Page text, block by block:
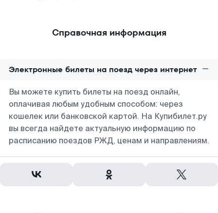
Справочная информация
Электронные билеты на поезд через интернет
Вы можете купить билеты на поезд онлайн,
оплачивая любым удобным способом: через
кошелек или банковской картой. На Купибилет.ру
вы всегда найдете актуальную информацию по
расписанию поездов РЖД, ценам и направлениям.